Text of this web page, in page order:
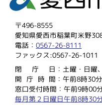
〒496-8555
愛知県愛西市稲葉町米野
電話：0567-26-8111
ファックス:0567-26-1011
閉庁 日：土曜・日曜
開庁時 間：午前8時30
窓口受付時間：午前9時00
毎月第２日曜日午前8時30